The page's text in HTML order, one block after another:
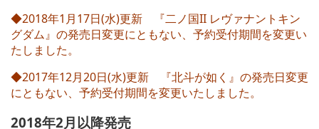
◆2018年1月17日(水)更新 『二ノ国II レヴァナントキン
グダム』の発売日変更にともない、予約受付期間を変更い
たしました。
◆2017年12月20日(水)更新 『北斗が如く』の発売日変更
にともない、予約受付期間を変更いたしました。
2018年2月以降発売